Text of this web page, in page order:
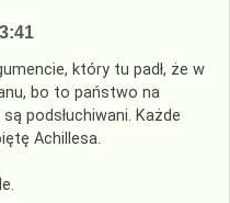
który tu padł, że w
bo to państwo na
podsłuchiwani. Każde
Achillesa.